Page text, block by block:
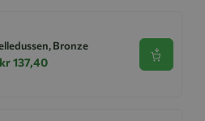
Bronze
kr 137,40 Se